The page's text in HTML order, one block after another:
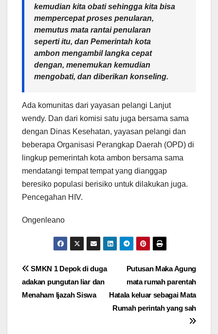
kemudian kita obati sehingga kita bisa
mempercepat proses penularan,
memutus mata rantai penularan
seperti itu, dan Pemerintah kota
ambon mengambil langka cepat
dengan, menemukan kemudian
mengobati, dan diberikan konseling.
Ada komunitas dari yayasan pelangi Lanjut
wendy. Dan dari komisi satu juga bersama sama
dengan Dinas Kesehatan, yayasan pelangi dan
beberapa Organisasi Perangkap Daerah (OPD) di
lingkup pemerintah kota ambon bersama sama
mendatangi tempat tempat yang dianggap
beresiko populasi berisiko untuk dilakukan juga.
Pencegahan HIV.
Ongenleano
Navigasi
pos
Putusan Maka Agung
mata rumah parentah
Hatala keluar sebagai Mata
Rumah perintah yang sah
SMKN 1 Depok di duga
adakan pungutan liar dan
Menaham Ijazah Siswa